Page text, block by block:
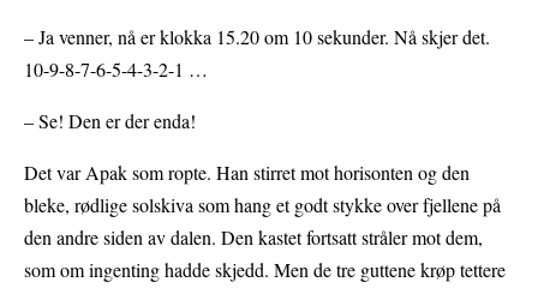
– Ja venner, nå er klokka 15.20 om 10 sekunder. Nå skjer det.
10-9-8-7-6-5-4-3-2-1 …
– Se! Den er der enda!
Det var Apak som ropte. Han stirret mot horisonten og den
bleke, rødlige solskiva som hang et godt stykke over fjellene på
den andre siden av dalen. Den kastet fortsatt stråler mot dem,
som om ingenting hadde skjedd. Men de tre guttene krøp tettere